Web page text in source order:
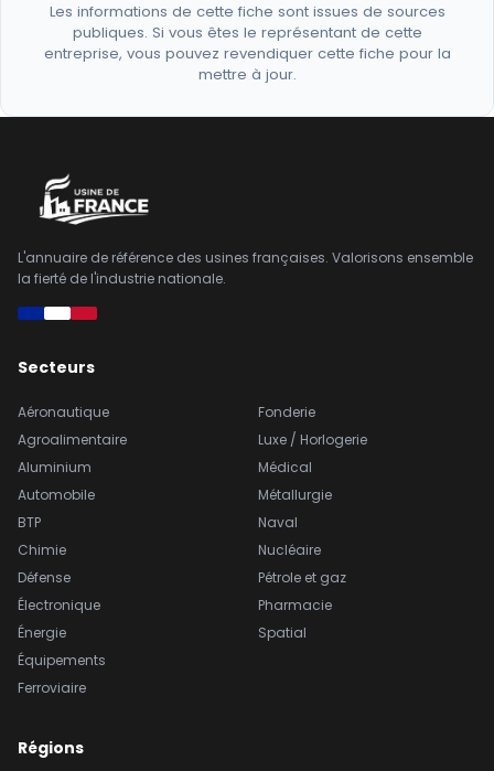
Les informations de cette fiche sont issues de sources
publiques. Si vous êtes le représentant de cette
entreprise, vous pouvez revendiquer cette fiche pour la
mettre à jour.
L'annuaire de référence des usines françaises. Valorisons ensemble
la fierté de l'industrie nationale.
Secteurs
Aéronautique
Agroalimentaire
Aluminium
Automobile
BTP
Chimie
Défense
Électronique
Énergie
Équipements
Ferroviaire
Fonderie
Luxe / Horlogerie
Médical
Métallurgie
Naval
Nucléaire
Pétrole et gaz
Pharmacie
Spatial
Régions